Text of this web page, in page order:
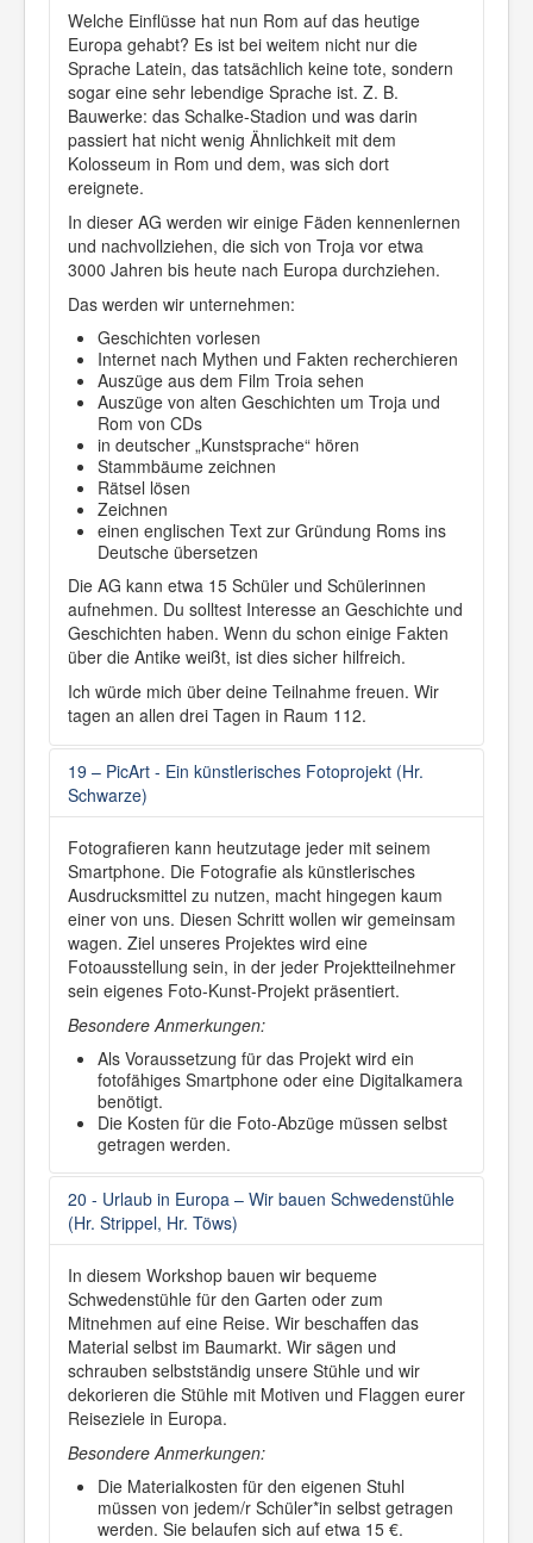
Welche Einflüsse hat nun Rom auf das heutige
Europa gehabt? Es ist bei weitem nicht nur die
Sprache Latein, das tatsächlich keine tote, sondern
sogar eine sehr lebendige Sprache ist. Z. B.
Bauwerke: das Schalke-Stadion und was darin
passiert hat nicht wenig Ähnlichkeit mit dem
Kolosseum in Rom und dem, was sich dort
ereignete.
In dieser AG werden wir einige Fäden kennenlernen
und nachvollziehen, die sich von Troja vor etwa
3000 Jahren bis heute nach Europa durchziehen.
Das werden wir unternehmen:
Geschichten vorlesen
Internet nach Mythen und Fakten recherchieren
Auszüge aus dem Film Troia sehen
Auszüge von alten Geschichten um Troja und
Rom von CDs
in deutscher „Kunstsprache“ hören
Stammbäume zeichnen
Rätsel lösen
Zeichnen
einen englischen Text zur Gründung Roms ins
Deutsche übersetzen
Die AG kann etwa 15 Schüler und Schülerinnen
aufnehmen. Du solltest Interesse an Geschichte und
Geschichten haben. Wenn du schon einige Fakten
über die Antike weißt, ist dies sicher hilfreich.
Ich würde mich über deine Teilnahme freuen. Wir
tagen an allen drei Tagen in Raum 112.
19 – PicArt - Ein künstlerisches Fotoprojekt (Hr.
Schwarze)
Fotografieren kann heutzutage jeder mit seinem
Smartphone. Die Fotografie als künstlerisches
Ausdrucksmittel zu nutzen, macht hingegen kaum
einer von uns. Diesen Schritt wollen wir gemeinsam
wagen. Ziel unseres Projektes wird eine
Fotoausstellung sein, in der jeder Projektteilnehmer
sein eigenes Foto-Kunst-Projekt präsentiert.
Besondere Anmerkungen:
Als Voraussetzung für das Projekt wird ein
fotofähiges Smartphone oder eine Digitalkamera
benötigt.
Die Kosten für die Foto-Abzüge müssen selbst
getragen werden.
20 - Urlaub in Europa – Wir bauen Schwedenstühle
(Hr. Strippel, Hr. Töws)
In diesem Workshop bauen wir bequeme
Schwedenstühle für den Garten oder zum
Mitnehmen auf eine Reise. Wir beschaffen das
Material selbst im Baumarkt. Wir sägen und
schrauben selbstständig unsere Stühle und wir
dekorieren die Stühle mit Motiven und Flaggen eurer
Reiseziele in Europa.
Besondere Anmerkungen:
Die Materialkosten für den eigenen Stuhl
müssen von jedem/r Schüler*in selbst getragen
werden. Sie belaufen sich auf etwa 15 €.